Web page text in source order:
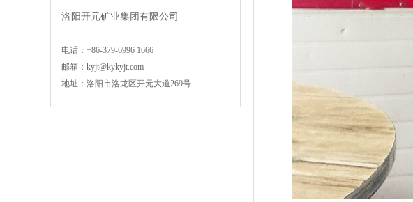
洛阳开元矿业集团有限公司
电话：+86-379-6996 1666
邮箱：kyjt@kykyjt.com
地址：洛阳市洛龙区开元大道269号